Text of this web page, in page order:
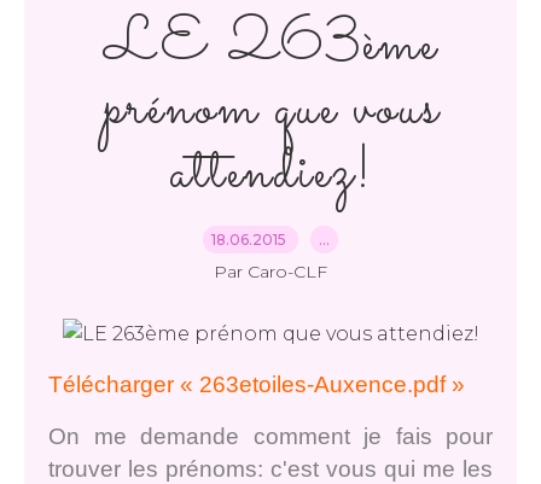
LE 263ème
prénom que vous
attendiez!
18.06.2015 …
Par Caro-CLF
Télécharger « 263etoiles-Auxence.pdf »
On me demande comment je fais pour
trouver les prénoms: c'est vous qui me les